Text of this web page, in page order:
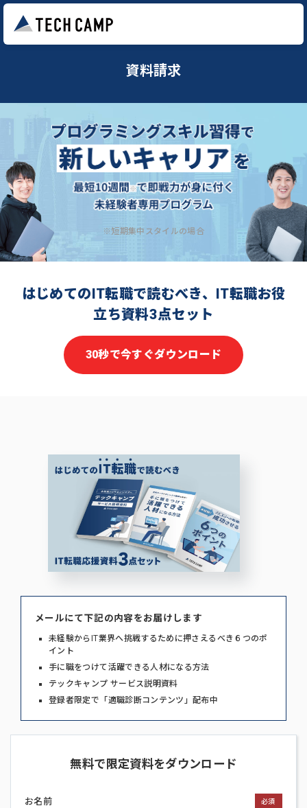
資料請求
※短期集中スタイルの場合
はじめてのIT転職で読むべき、IT転職お役
立ち資料3点セット
30秒で今すぐダウンロード
メールにて下記の内容をお届けします
未経験からIT業界へ挑戦するために押さえるべき６つのポ
イント
手に職をつけて活躍できる人材になる方法
テックキャンプ サービス説明資料
登録者限定で「適職診断コンテンツ」配布中
無料で限定資料をダウンロード
お名前 必須